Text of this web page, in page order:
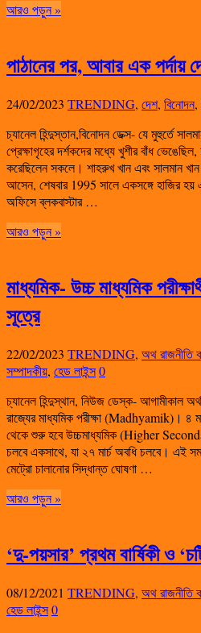
আরও পড়ুন »
পাঠানের পর, আবার এক পর্দায়
24/02/2023 TRENDING, দেশ, বিনোদন,
চ্যানেল হিন্দুস্তান,বিনোদন ডেক্স- যে মুহুর্তে
প্রেক্ষাগৃহের দর্শকদের মধ্যে খুশীর বাঁধ
করেছিলেন সকলে। শাহরুখ খান এবং সালমান
আসেন, শেষবার 1995 সালে একসঙ্গে হাজির হয়
অফিসে ব্লকবাস্টার …
আরও পড়ুন »
মাধ্যমিক- উচ্চ মাধ্যমিক
সূত্রে
22/02/2023 TRENDING, অথ রাজনীতি
সম্পাদকীয়, হেড লাইন্স0
চ্যানেল হিন্দুস্থান, নিউজ ডেস্ক- আগামীকাল
রাজ্যের মাধ্যমিক পরীক্ষা (Madhyamik)। ৪
থেকে শুরু হবে উচ্চমাধ্যমিক (Higher
চলবে একসাথে, যা ২৭ মার্চ অবধি চলবে। এই
মেট্রো চালানোর সিদ্ধান্ত ঘোষণা …
আরও পড়ুন »
‘দু-পয়সার’ প্রথম বার্ষিকী ও
08/12/2021 TRENDING, অথ রাজনীতি
হেড লাইন্স0